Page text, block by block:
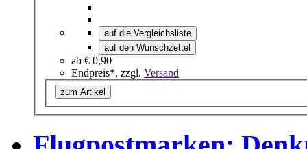
auf die Vergleichsliste
auf den Wunschzettel
ab € 0,90
Endpreis*, zzgl. Versand
zum Artikel